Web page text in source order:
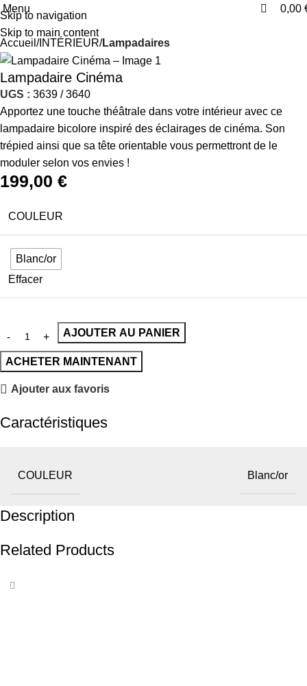
Skip to navigation
Skip to main content
Menu 0,00
Accueil INTÉRIEUR Lampadaires
Lampadaire Cinéma
UGS : 3639 / 3640
Apportez une touche théâtrale dans votre intérieur avec ce
lampadaire bicolore inspiré des éclairages de cinéma. Son
trépied ainsi que sa tête orientable vous permettront de le
moduler selon vos envies !
199,00 €
COULEUR
Blanc/or
Effacer
AJOUTER AU PANIER
ACHETER MAINTENANT
Ajouter aux favoris
Caractéristiques
COULEUR Blanc/or
Description
Related Products